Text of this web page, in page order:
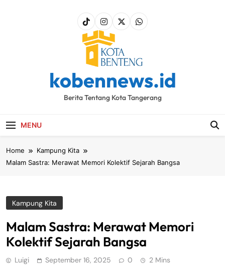
kobennews.id
Berita Tentang Kota Tangerang
MENU
Home
Kampung Kita
Malam Sastra: Merawat Memori Kolektif Sejarah Bangsa
Kampung Kita
Malam Sastra: Merawat Memori
Kolektif Sejarah Bangsa
Luigi September 16, 2025 0 2 Mins